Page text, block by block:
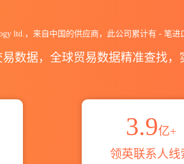
ltd.，来自中国的供应商，此公司累计有 - 笔进
数据，全球贸易数据精准查找
3.9亿+
领英联系人线